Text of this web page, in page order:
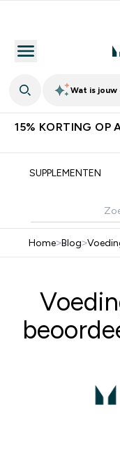
Wat is
15% KORTING OP
SUPPLEMENTEN
Home>Blog>